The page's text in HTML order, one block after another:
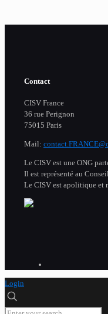
Contact
CISV France
36 rue Perignon
75015 Paris
Mail:
Le CISV est une ONG
Il est représenté au
Le CISV est apolitique et
Login